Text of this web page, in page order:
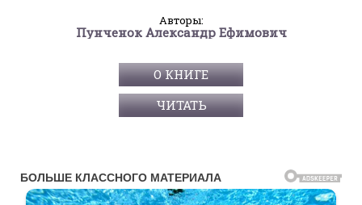
Авторы:
Пунченок Александр Ефимович
О КНИГЕ
ЧИТАТЬ